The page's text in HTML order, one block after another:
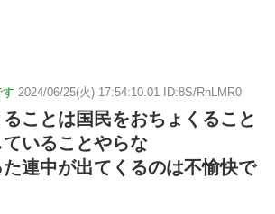
2024/06/25(火) 17:54:10.01 ID:8S/RnLMR0
ことは国民をおちょくること
いることやらな
連中が出てくるのは不愉快で